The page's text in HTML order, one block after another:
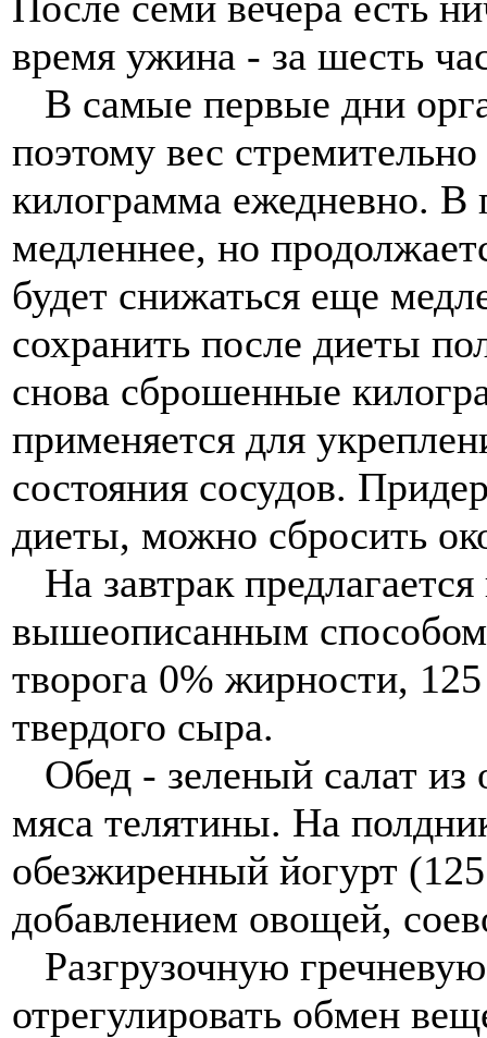
время ужина - за шесть
В самые первые дни
поэтому вес
килограмма ежедневно.
медленнее, но
будет снижаться еще
сохранить после диеты
снова сброшенные
применяется для
состояния сосудов.
диеты, можно сбросить
На завтрак
вышеописанным
творога 0% жирности,
твердого сыра.
Обед - зеленый салат из
мяса телятины. На
обезжиренный йогурт
добавлением овощей,
Разгрузочную
отрегулировать обмен